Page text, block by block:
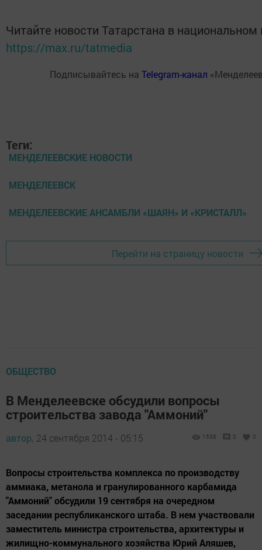
Читайте новости Татарстана в
https://max.ru/tatmedia
Подписывайтесь на Telegram-канал
Теги:
МЕНДЕЛЕЕВСКИЕ НОВОСТИ
МЕНДЕЛЕЕВСК
МЕНДЕЛЕЕВСКИЕ АНСАМБЛИ «ШАЯН» И «КРИСТАЛЛ»
Перейти на страницу новости
ОБЩЕСТВО
В Менделеевске обсудили вопросы
строительства завода "Аммоний"
автор, 24 сентября 2014 - 05:15 1538 0 0
Вопросы строительства комплекса по производству
аммиака, метанола и гранулированного карбамида
"Аммоний" обсудили 19 сентября на очередном
заседании республиканского штаба. В нем участвовали
заместитель министра строительства, архитектуры и
жилищно-коммунального хозяйства Юрий Аляшев,